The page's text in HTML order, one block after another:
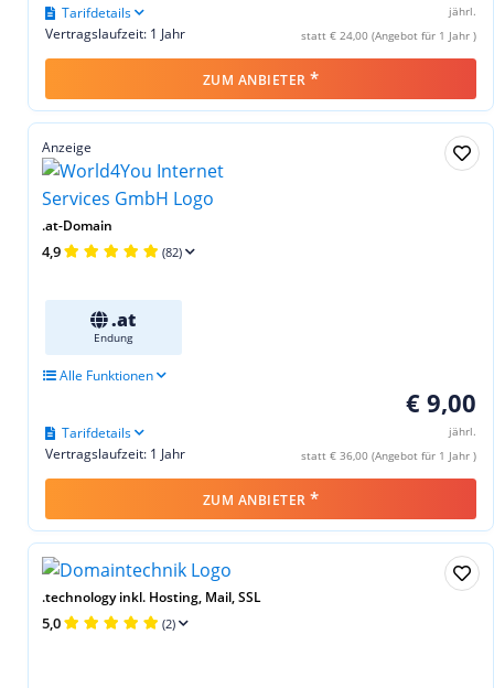
jährl.
statt € 24,00 (Angebot für 1 Jahr )
Vertragslaufzeit: 1 Jahr
Tarifdetails
ZUM ANBIETER *
Anzeige
.at-Domain
4,9 (82)
.at
Endung
Alle Funktionen
€ 9,00
jährl.
statt € 36,00 (Angebot für 1 Jahr )
Vertragslaufzeit: 1 Jahr
Tarifdetails
ZUM ANBIETER *
.technology inkl. Hosting, Mail, SSL
5,0 (2)